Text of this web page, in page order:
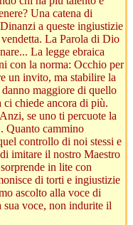
Una catena di
a queste ingiustizie
La Parola di Dio
La legge ebraica
con la norma: Occhio per
un invito, ma stabilire la
maggiore di quello
chiede ancora di più.
se uno ti percuote la
Quanto cammino
controllo di noi stessi e
imitare il nostro Maestro
in lite con
di torti e ingiustizie
ascolto alla voce di
voce, non indurite il